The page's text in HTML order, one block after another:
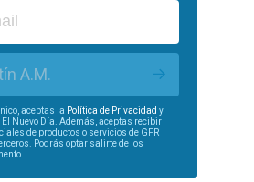
A.M.
aceptas la Política de Privacidad y
El Nuevo Día. Además, aceptas recibir
de productos o servicios de GFR
Podrás optar salirte de los